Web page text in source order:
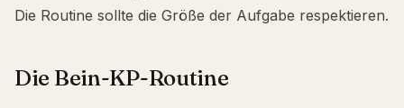
Die Routine sollte die Größe der Aufgabe respektieren.
Die Bein-KP-Routine